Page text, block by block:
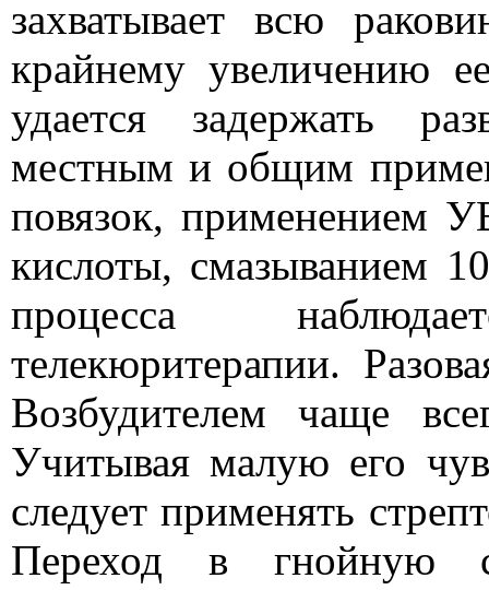
захватывает всю
крайнему увеличению
удается задержать
местным и общим
повязок, применением
кислоты, смазыванием
процесса
телекюритерапии.
Возбудителем чаще
Учитывая малую его
следует применять
Переход в гнойную